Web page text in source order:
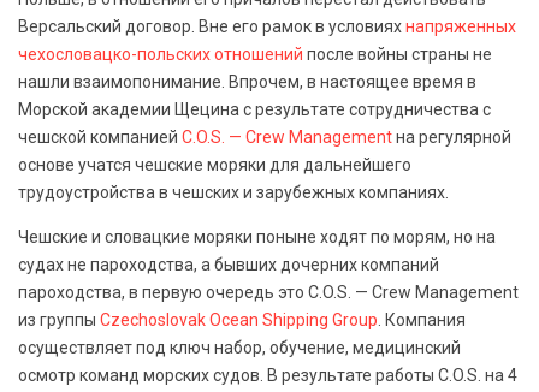
Версальский договор. Вне его рамок в условияхнапряженных
чехословацко-польских отношений после войны страны не
нашли взаимопонимание. Впрочем, в настоящее время в
Морской академии Щецина с результате сотрудничества с
чешской компанией C.O.S. — Crew Managementна регулярной
основе учатся чешские моряки для дальнейшего
трудоустройства в чешских и зарубежных компаниях.
Чешские и словацкие моряки поныне ходят по морям, но на
судах не пароходства, а бывших дочерних компаний
пароходства, в первую очередь это C.O.S. — Crew Management
из группы Czechoslovak Ocean Shipping Group . Компания
осуществляет под ключ набор, обучение, медицинский
осмотр команд морских судов. В результате работы C.O.S. на 4